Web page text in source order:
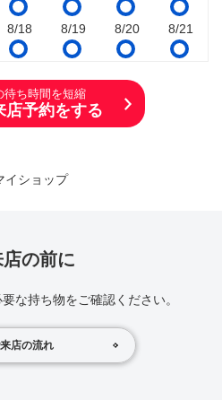
8/18 8/19 8/20 8/21
待ち時間を短縮
店予約をする
イショップ
店の前に
な持ち物をご確認ください。
店の流れ